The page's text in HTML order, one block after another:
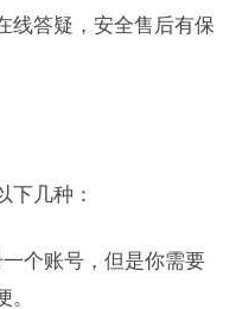
线答疑，安全售后有保
下几种：
个账号，但是你需要